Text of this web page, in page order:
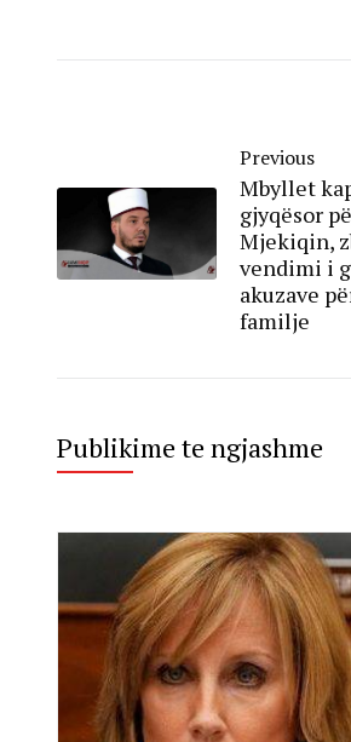
Previous
Mbyllet
gjyqësor
Mjekiqin,
vendimi i
akuzave
familje
Publikime te ngjashme